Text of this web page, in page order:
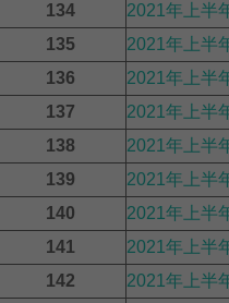
134
2021年上半
135
2021年上半
136
2021年上半
137
2021年上半
138
2021年上半
139
2021年上半
140
2021年上半
141
2021年上半
142
2021年上半